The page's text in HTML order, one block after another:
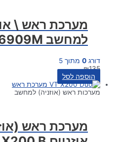
מערכת ראש \
למחשב VT6909M
דורג 0 מתוך 5
₪135
הוספה לסל
מערכות ראש (אוזניה) למחשב
מערכת ראש